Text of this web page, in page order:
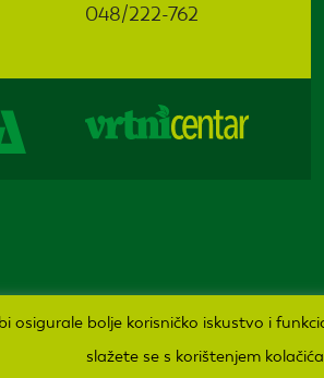
048/222-762
d.o.o. 2019. Izrada:
osigurale bolje korisničko iskustvo i
slažete se s korištenjem